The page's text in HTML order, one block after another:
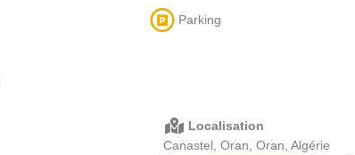
Parking
Localisation
Canastel, Oran, Oran, Algérie